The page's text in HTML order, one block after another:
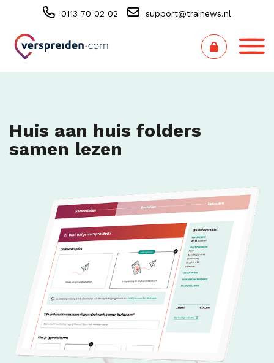
0113 70 02 02 support@trainews.nl
Huis aan huis folders
samen lezen